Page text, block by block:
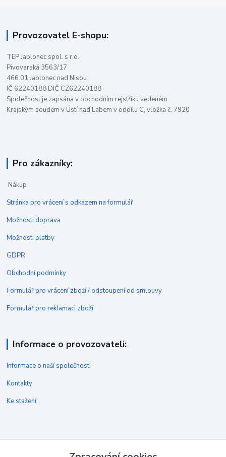
Provozovatel E-shopu:
TEP Jablonec spol. s r.o.
Pivovarská 3563/17
466 01 Jablonec nad Nisou
IČ 62240188 DIČ CZ62240188
Společnost je zapsána v obchodním rejstříku vedeném
Krajským soudem v Ústí nad Labem v oddílu C, vložka č. 7920
Pro zákazníky:
Nákup
Stránka pro vrácení s odkazem na formulář
Možnosti doprava
Možnosti platby
GDPR
Obchodní podmínky
Formulář pro vrácení zboží / odstoupení od smlouvy
Formulář pro reklamaci zboží
Informace o provozovateli:
Informace o naší společnosti
Kontakty
Ke stažení: